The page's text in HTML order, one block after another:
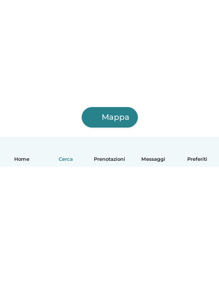
Home Cerca Prenotazioni Messaggi Preferiti
Mappa